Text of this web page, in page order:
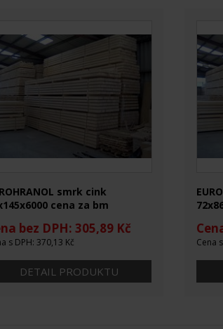
smrk cink
cena za bm
bez DPH: 305,89 Kč
s DPH: 370,13 Kč
DETAIL PRODUKTU
Cena